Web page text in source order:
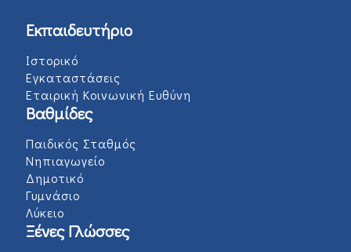
Εκπαιδευτήριο
Ιστορικό
Εγκαταστάσεις
Εταιρική Κοινωνική Ευθύνη
Βαθμίδες
Παιδικός Σταθμός
Νηπιαγωγείο
Δημοτικό
Γυμνάσιο
Λύκειο
Ξένες Γλώσσες